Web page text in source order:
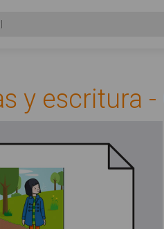
y escritura -